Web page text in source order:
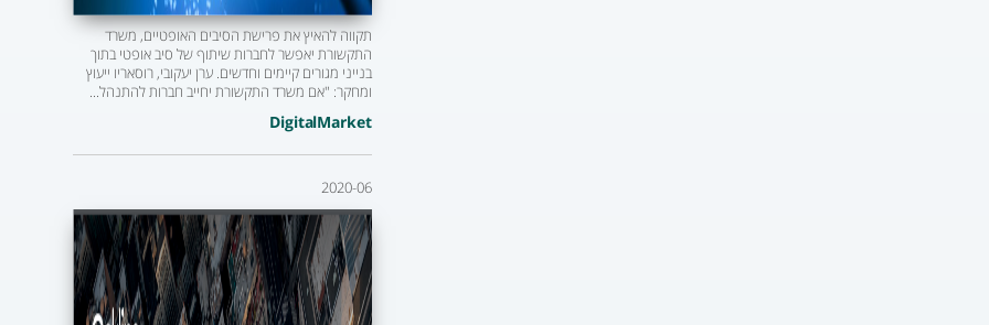
תקווה להאיץ את פרישת הסיבים האופטיים, משרד
התקשורת יאפשר לחברות שיתוף של סיב אופטי בתוך
בנייני מגורים קיימים וחדשים. ערן יעקובי, רוסאריו ייעוץ
ומחקר: "אם משרד התקשורת יחייב חברות להתנהל...
DigitalMarket
2020-06